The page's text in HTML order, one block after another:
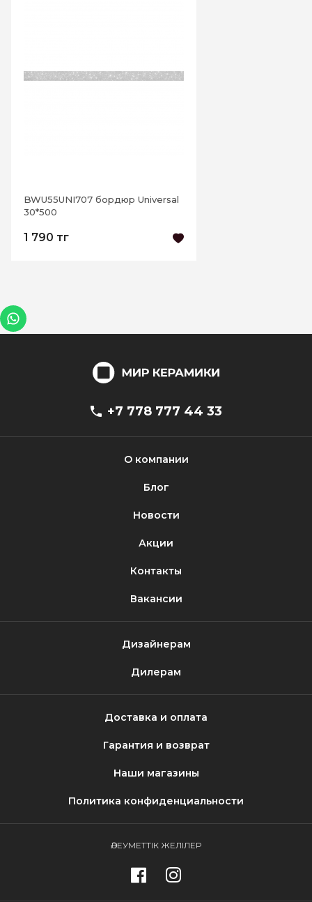
BWU55UNI707 бордюр Universal
30*500
1 790 тг
+7 778 777 44 33
О компании
Блог
Новости
Акции
Контакты
Вакансии
Дизайнерам
Дилерам
Доставка и оплата
Гарантия и возврат
Наши магазины
Политика конфиденциальности
ӘЛЕУМЕТТІК ЖЕЛІЛЕР